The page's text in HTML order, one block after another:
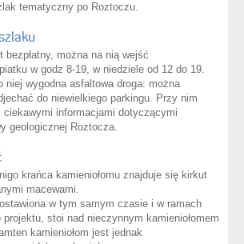
tematyczny po Roztoczu.
bezpłatny, można na nią wejść
w godz 8-19, w niedziele od 12 do 19.
niej wygodna asfaltowa droga: można
do niewielkiego parkingu. Przy nim
informacjami dotyczącymi
geologicznej Roztocza.
krańca kamieniołomu znajduje się kirkut
macewami.
w tym samym czasie i w ramach
stoi nad nieczynnym kamieniołomem
kamieniołom jest jednak